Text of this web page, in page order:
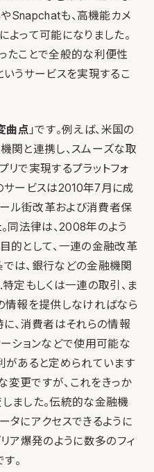
Snapchatも、高機能カメ
って可能になりました。
たことで全般的な利便性
うサービスを実現するこ
曲点 」です。例えば、米国の
関と連携し、スムーズな取
で実現するプラットフォ
サービスは2010年7月に成
ール街改革および消費者保
同法律は、2008年のよう
的として、一連の金融改革
では、銀行などの金融機関
定もしくは一連の取引、ま
情報を提供しなければなら
に、消費者はそれらの情報
ーションなどで使用可能な
があると定められています
な変更ですが、これをきっか
ました。伝統的な金融機
タにアクセスできるように
ア爆発のように数多のフィ
。